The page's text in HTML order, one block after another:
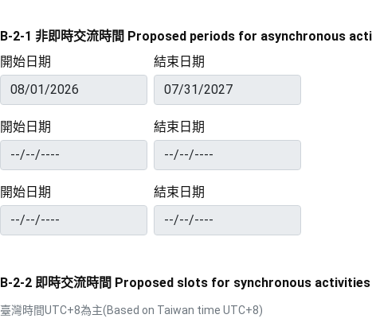
B-2-1 非即時交流時間 Proposed periods for asynchronous
開始日期
結束日期
開始日期 結束日期
開始日期 結束日期
B-2-2 即時交流時間 Proposed slots for synchronous activities
臺灣時間UTC+8為主(Based on Taiwan time UTC+8)